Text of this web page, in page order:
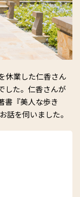
休業した仁香さん
した。仁香さんが
『美人な歩き
話を伺いました。